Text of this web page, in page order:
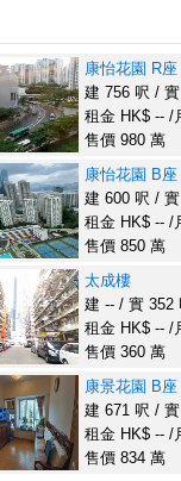
康怡花園 R座
建 756 呎 /
租金 HK$ -- /
售價 980 萬
康怡花園 B座
建 600 呎 /
租金 HK$ -- /
售價 850 萬
太成樓
建 -- / 實 352
租金 HK$ -- /
售價 360 萬
康景花園 B座
建 671 呎 /
租金 HK$ -- /
售價 834 萬